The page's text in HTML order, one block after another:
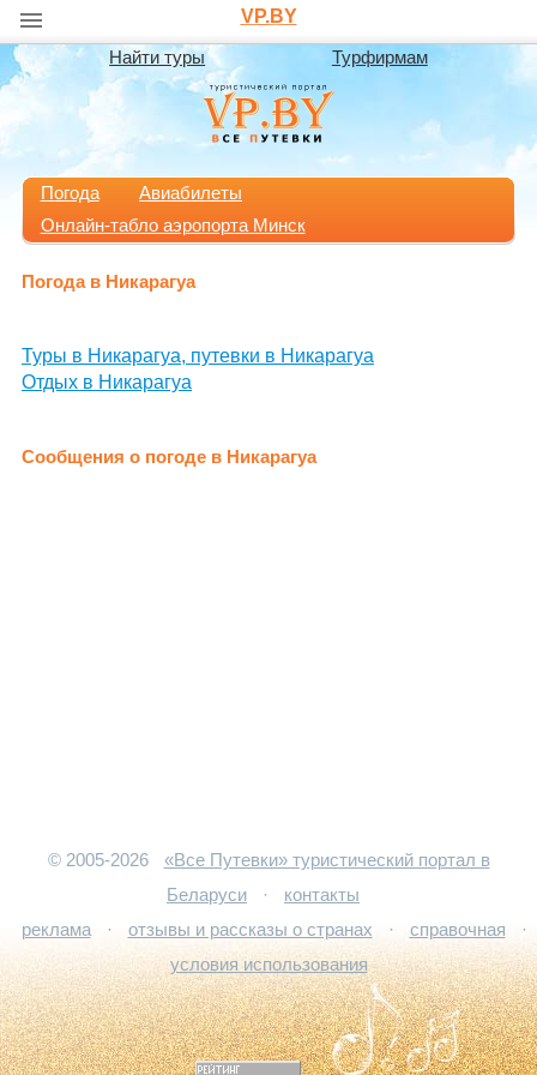
VP.BY
Найти туры Турфирмам
Погода
Авиабилеты
Онлайн-табло аэропорта Минск
Погода в Никарагуа
Туры в Никарагуа, путевки в Никарагуа
Отдых в Никарагуа
Сообщения о погоде в Никарагуа
© 2005-2026
«Все Путевки» туристический портал в
Беларуси
·
контакты
реклама
· отзывы и рассказы о странах · справочная
·
условия использования